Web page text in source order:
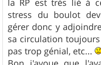
la RP est très lié à
stress du boulot
gérer donc y
sa circulation
pas trop génial, etc...